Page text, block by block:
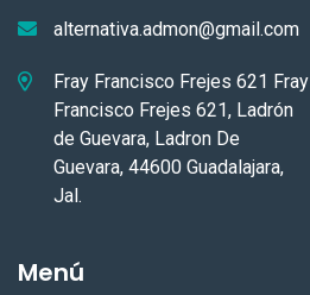
alternativa.admon@gmail.com
Fray Francisco Frejes 621 Fray
Francisco Frejes 621, Ladrón
de Guevara, Ladron De
Guevara, 44600 Guadalajara,
Jal.
Menú